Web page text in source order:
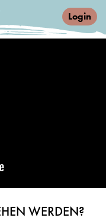
Login
WERDEN?